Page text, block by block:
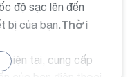
độ sạc lên đến
bị của bạn.Thời
hiện tại, cung cấp